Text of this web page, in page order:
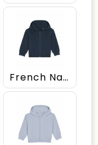
French Navy